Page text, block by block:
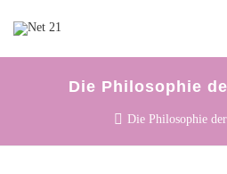
Die Philosophie
Die Philosophie